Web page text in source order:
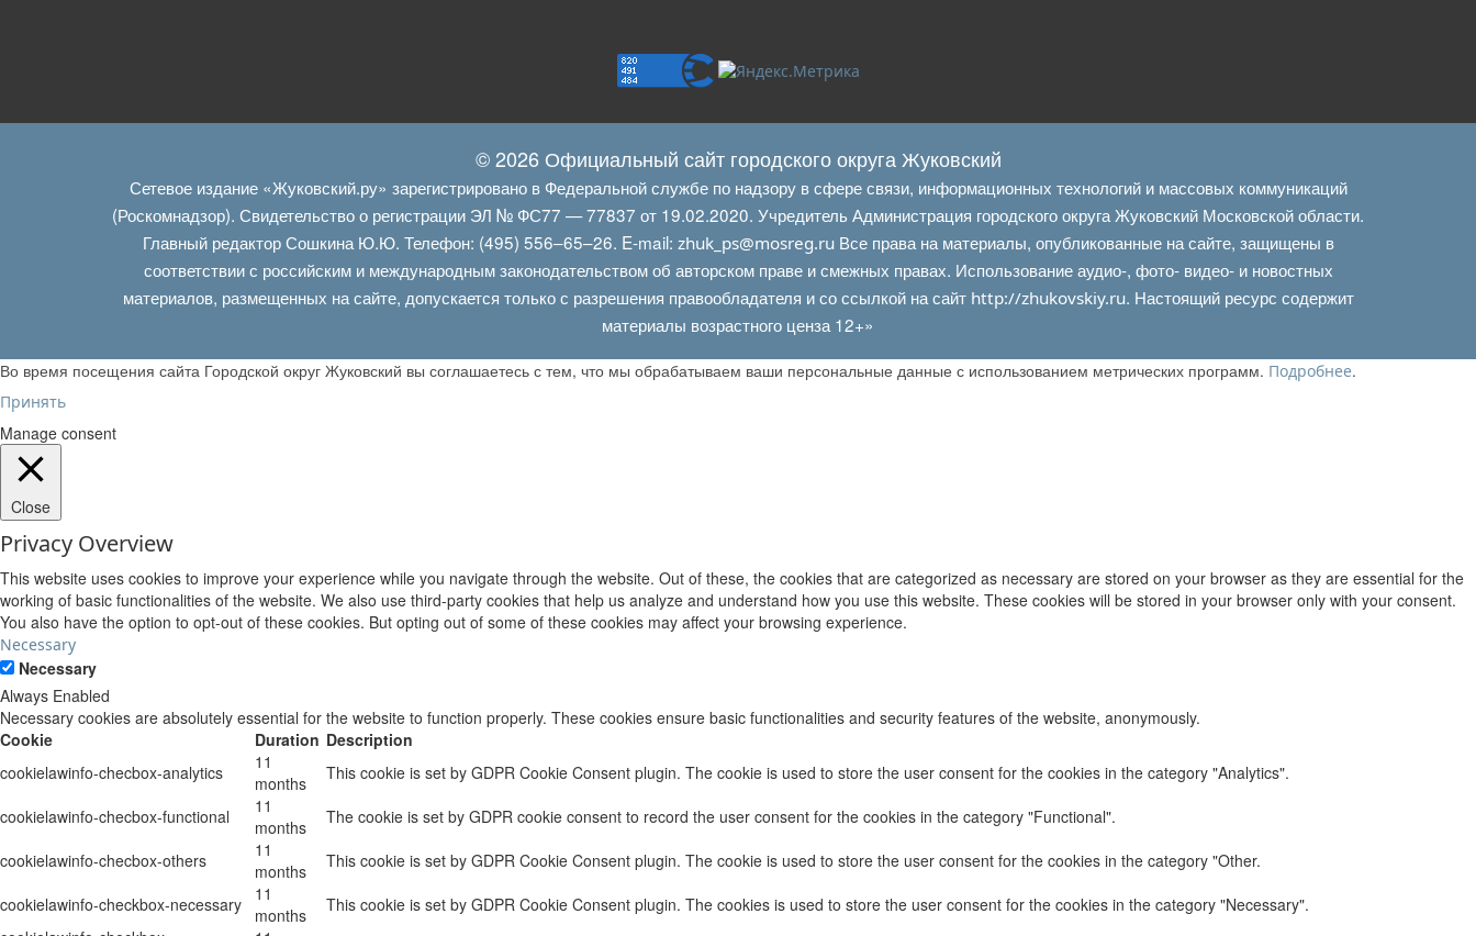
© 2026 Официальный сайт городского округа Жуковский
Сетевое издание «Жуковский.ру» зарегистрировано в Федеральной службе по надзору в сфере связи, информационных технологий и массовых коммуникаций
(Роскомнадзор). Свидетельство о регистрации ЭЛ № ФС77 — 77837 от 19.02.2020. Учредитель Администрация городского округа Жуковский Московской области.
Главный редактор Сошкина Ю.Ю. Телефон: (495) 556–65–26. E‑mail: zhuk_ps@mosreg.ruВсе права на материалы, опубликованные на сайте, защищены в
соответствии с российским и международным законодательством об авторском праве и смежных правах. Использование аудио-, фото- видео- и новостных
материалов, размещенных на сайте, допускается только с разрешения правообладателя и со ссылкой на сайт http://zhukovskiy.ru. Настоящий ресурс содержит
материалы возрастного ценза 12+»
Во время посещения сайта Городской округ Жуковский вы соглашаетесь с тем, что мы обрабатываем ваши персональные данные с использованием метрических программ. Подробнее.
Принять
Manage consent
Close
Privacy Overview
This website uses cookies to improve your experience while you navigate through the website. Out of these, the cookies that are categorized as necessary are stored on your browser as they are essential for the
working of basic functionalities of the website. We also use third-party cookies that help us analyze and understand how you use this website. These cookies will be stored in your browser only with your consent.
You also have the option to opt-out of these cookies. But opting out of some of these cookies may affect your browsing experience.
Necessary
Necessary
Always Enabled
Necessary cookies are absolutely essential for the website to function properly. These cookies ensure basic functionalities and security features of the website, anonymously.
Cookie
Duration Description
cookielawinfo-checbox-analytics
11
months
This cookie is set by GDPR Cookie Consent plugin. The cookie is used to store the user consent for the cookies in the category "Analytics".
cookielawinfo-checbox-functional
11
months
The cookie is set by GDPR cookie consent to record the user consent for the cookies in the category "Functional".
cookielawinfo-checbox-others
11
months
This cookie is set by GDPR Cookie Consent plugin. The cookie is used to store the user consent for the cookies in the category "Other.
cookielawinfo-checkbox-necessary
11
months
This cookie is set by GDPR Cookie Consent plugin. The cookies is used to store the user consent for the cookies in the category "Necessary".